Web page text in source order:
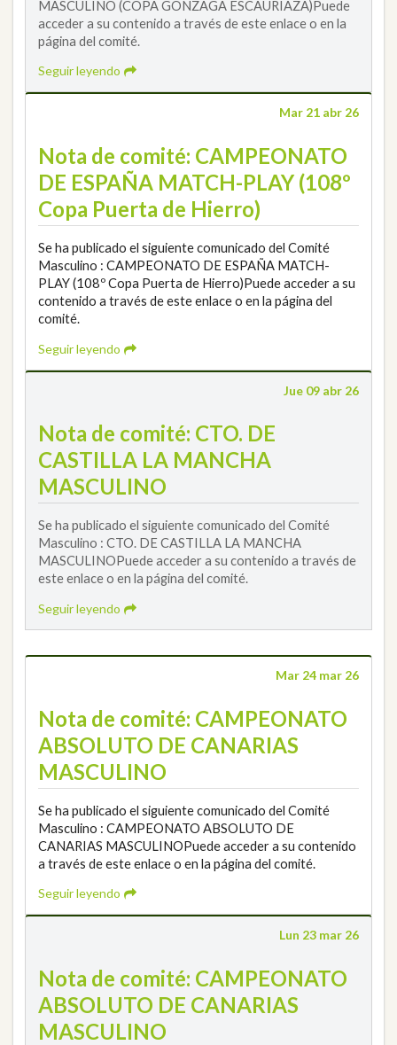
MASCULINO (COPA GONZAGA ESCAURIAZA)Puede
acceder a su contenido a través de este enlace o en la
página del comité.
Seguir leyendo
Mar 21 abr 26
Nota de comité: CAMPEONATO
DE ESPAÑA MATCH-PLAY (108º
Copa Puerta de Hierro)
Se ha publicado el siguiente comunicado del Comité
Masculino : CAMPEONATO DE ESPAÑA MATCH-
PLAY (108º Copa Puerta de Hierro)Puede acceder a su
contenido a través de este enlace o en la página del
comité.
Seguir leyendo
Jue 09 abr 26
Nota de comité: CTO. DE
CASTILLA LA MANCHA
MASCULINO
Se ha publicado el siguiente comunicado del Comité
Masculino : CTO. DE CASTILLA LA MANCHA
MASCULINOPuede acceder a su contenido a través de
este enlace o en la página del comité.
Seguir leyendo
Mar 24 mar 26
Nota de comité: CAMPEONATO
ABSOLUTO DE CANARIAS
MASCULINO
Se ha publicado el siguiente comunicado del Comité
Masculino : CAMPEONATO ABSOLUTO DE
CANARIAS MASCULINOPuede acceder a su contenido
a través de este enlace o en la página del comité.
Seguir leyendo
Lun 23 mar 26
Nota de comité: CAMPEONATO
ABSOLUTO DE CANARIAS
MASCULINO